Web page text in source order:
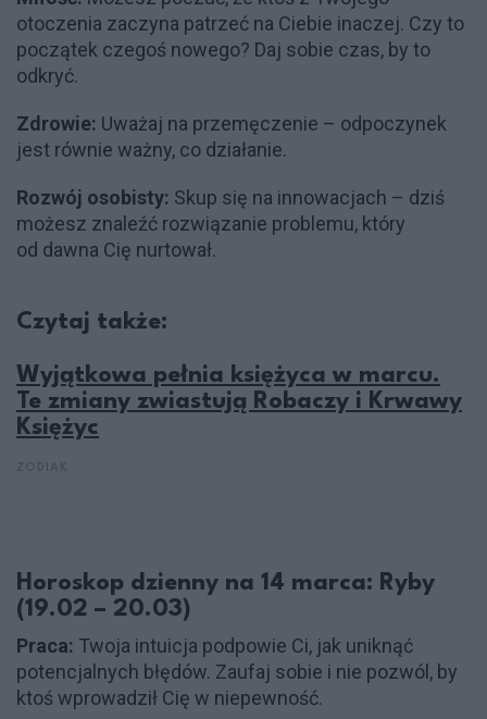
otoczenia zaczyna patrzeć na Ciebie inaczej. Czy to
początek czegoś nowego? Daj sobie czas, by to
odkryć.
Zdrowie: Uważaj na przemęczenie – odpoczynek
jest równie ważny, co działanie.
Rozwój osobisty: Skup się na innowacjach – dziś
możesz znaleźć rozwiązanie problemu, który
od dawna Cię nurtował.
Czytaj także:
Wyjątkowa pełnia księżyca w marcu.
Te zmiany zwiastują Robaczy i Krwawy
Księżyc
Horoskop dzienny na 14 marca: Ryby
(19.02 – 20.03)
Praca: Twoja intuicja podpowie Ci, jak uniknąć
potencjalnych błędów. Zaufaj sobie i nie pozwól, by
ktoś wprowadził Cię w niepewność.